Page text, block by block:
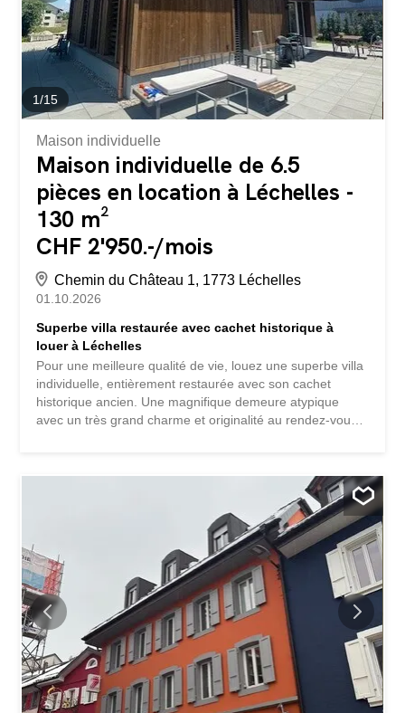
fonctionnel. Disponibilité : dès le 1er décembre 2026
1/15
Maison individuelle
Maison individuelle de 6.5
pièces en location à Léchelles -
130 m²
CHF 2'950.-/mois
Chemin du Château 1, 1773 Léchelles
01.10.2026
Superbe villa restaurée avec cachet historique à
louer à Léchelles
Pour une meilleure qualité de vie, louez une superbe villa
individuelle, entièrement restaurée avec son cachet
historique ancien. Une magnifique demeure atypique
avec un très grand charme et originalité au rendez-vous!
et un confort interne moderne. Avec une rénovation
complète en 2023-2024, les propriétaires ont su exploiter
les atouts de cette demeure. Cette bâtisse était autrefois
l’ancienne école primaire des garçons de Léchelles et
alentours. C’était également le logement de son
instituteur/-trice, et se trouve sur le site du Château de
Léchelles. La villa est composée comme suit : Sous-sol 1
espace buanderie-rangements de 14m2 1 chambre de
19m2 1 espace technique-rangements de 16m2 1
esplanade de 8m2 Rez-de-chaussée 1 entrée de 3m2 1
séjour, coin à manger de 28m2 1 cuisine avec ilot central
de 8m2 1 chambre de 12m2 1 WC visiteurs de 3m2 1...